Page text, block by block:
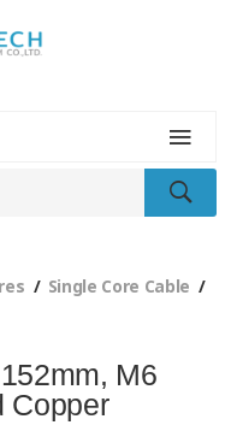
Single Core Cable
M6
Copper